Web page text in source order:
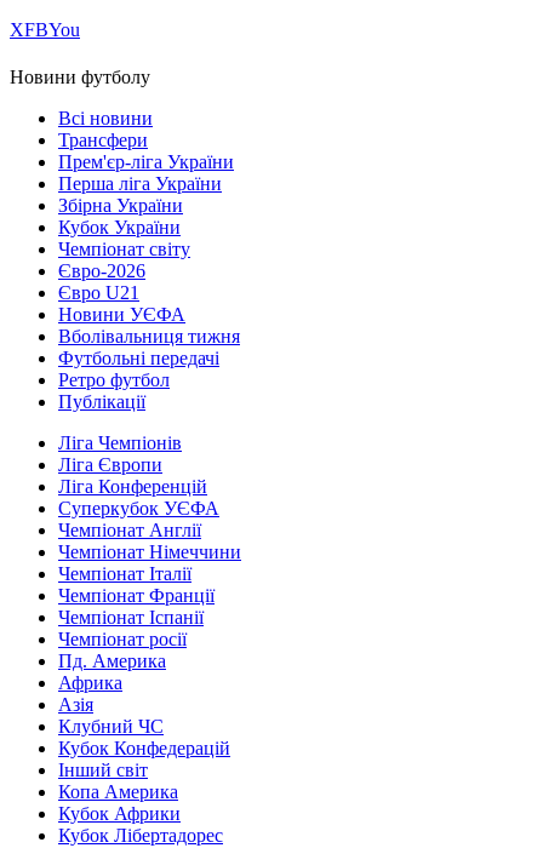
ХFBYou
Новини футболу
Всі новини
Трансфери
Прем'єр-ліга України
Перша ліга України
Збірна України
Кубок України
Чемпіонат світу
Євро-2026
Євро U21
Новини УЄФА
Вболівальниця тижня
Футбольні передачі
Ретро футбол
Публікації
Ліга Чемпіонів
Ліга Європи
Ліга Конференцій
Суперкубок УЄФА
Чемпіонат Англії
Чемпіонат Німеччини
Чемпіонат Італії
Чемпіонат Франції
Чемпіонат Іспанії
Чемпіонат росії
Пд. Америка
Африка
Азія
Клубний ЧС
Кубок Конфедерацій
Інший світ
Копа Америка
Кубок Африки
Кубок Лібертадорес